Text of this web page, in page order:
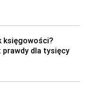
księgowości?
dla tysięcy